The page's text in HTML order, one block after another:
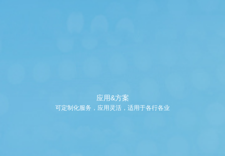
应用&方案
可定制化服务，应用灵活，适用于各行各业